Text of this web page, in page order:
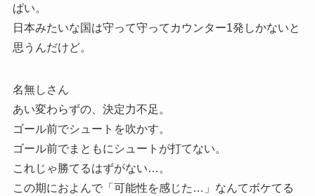
ぱい。
日本みたいな国は守って守ってカウンター1発しかないと
思うんだけど。
名無しさん
あい変わらずの、決定力不足。
ゴール前でシュートを吹かす。
ゴール前でまともにシュートが打てない。
これじゃ勝てるはずがない…。
この期におよんで「可能性を感じた…」なんてボケてる